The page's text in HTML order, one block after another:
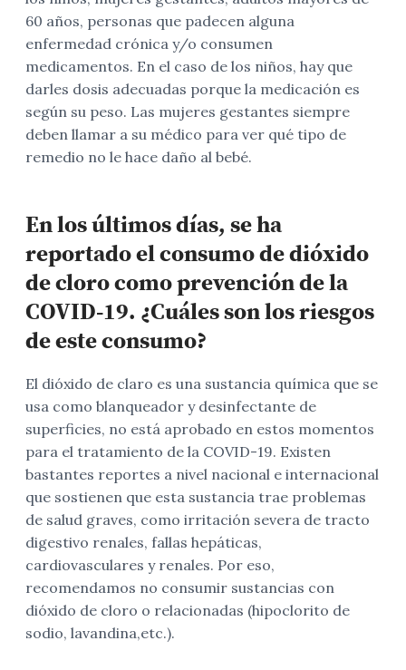
60 años, personas que padecen alguna
enfermedad crónica y/o consumen
medicamentos. En el caso de los niños, hay que
darles dosis adecuadas porque la medicación es
según su peso. Las mujeres gestantes siempre
deben llamar a su médico para ver qué tipo de
remedio no le hace daño al bebé.
En los últimos días, se ha
reportado el consumo de dióxido
de cloro como prevención de la
COVID-19. ¿Cuáles son los riesgos
de este consumo?
El dióxido de claro es una sustancia química que se
usa como blanqueador y desinfectante de
superficies, no está aprobado en estos momentos
para el tratamiento de la COVID-19. Existen
bastantes reportes a nivel nacional e internacional
que sostienen que esta sustancia trae problemas
de salud graves, como irritación severa de tracto
digestivo renales, fallas hepáticas,
cardiovasculares y renales. Por eso,
recomendamos no consumir sustancias con
dióxido de cloro o relacionadas (hipoclorito de
sodio, lavandina,etc.).